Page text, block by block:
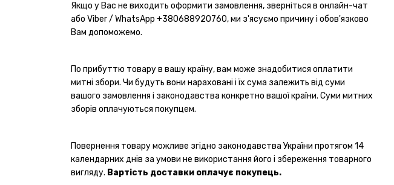
Якщо у Вас не виходить оформити замовлення, зверніться в онлайн-чат
або Viber / WhatsApp+380688920760, ми з'ясуємо причину і обов'язково
Вам допоможемо.
По прибуттю товару в вашу країну, вам може знадобитися оплатити
митні збори. Чи будуть вони нараховані і їх сума залежить від суми
вашого замовлення і законодавства конкретно вашої країни. Суми митних
зборів оплачуються покупцем.
Повернення товару можливе згідно законодавства України протягом 14
календарних днів за умови не використання його і збереження товарного
вигляду. Вартість доставки оплачує покупець.